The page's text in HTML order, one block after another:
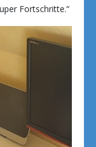
Fortschritte.“